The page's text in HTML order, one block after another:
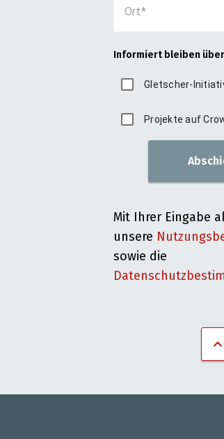
Ort
Informiert bleiben über
Gletscher-
Projekte auf
Mit Ihrer Eingabe
unsere
sowie die